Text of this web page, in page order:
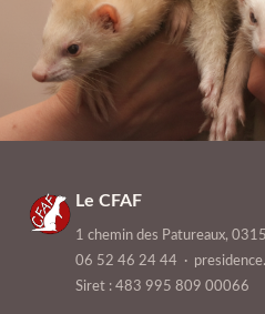
Le CFAF
1 chemin des Patureaux,
06 52 46 24 44 ·
Siret : 483 995 809 00066